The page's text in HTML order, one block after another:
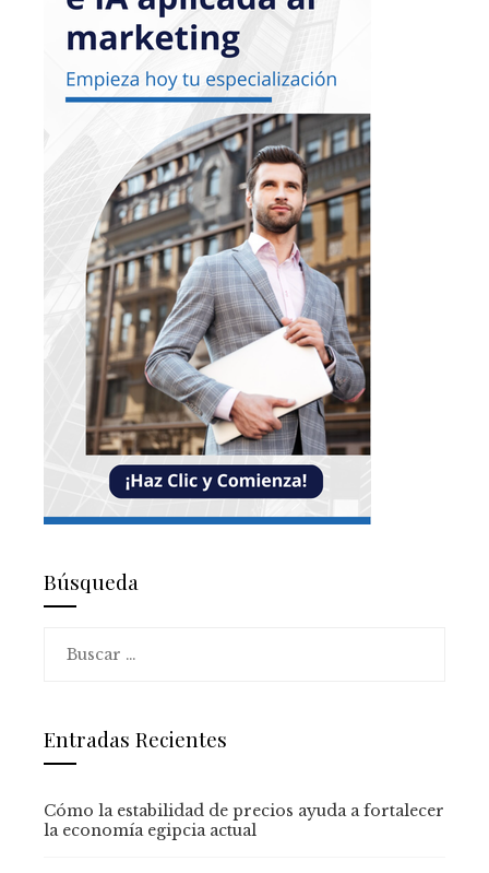
Búsqueda
Entradas Recientes
Cómo la estabilidad de precios ayuda a fortalecer
la economía egipcia actual